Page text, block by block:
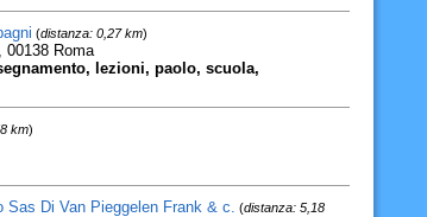
(distanza: 0,27 km)
00138 Roma
lezioni, paolo, scuola,
km)
Sas Di Van Pieggelen Frank & c. (distanza: 5,18